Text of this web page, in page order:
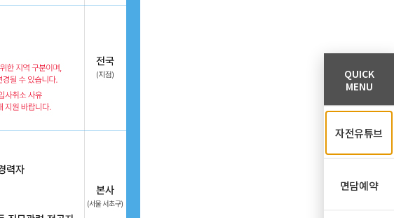
QUICK
MENU
자전유튜브
면담예약